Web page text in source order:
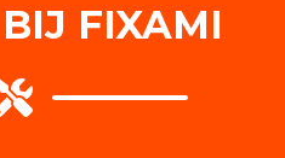
FIXAMI